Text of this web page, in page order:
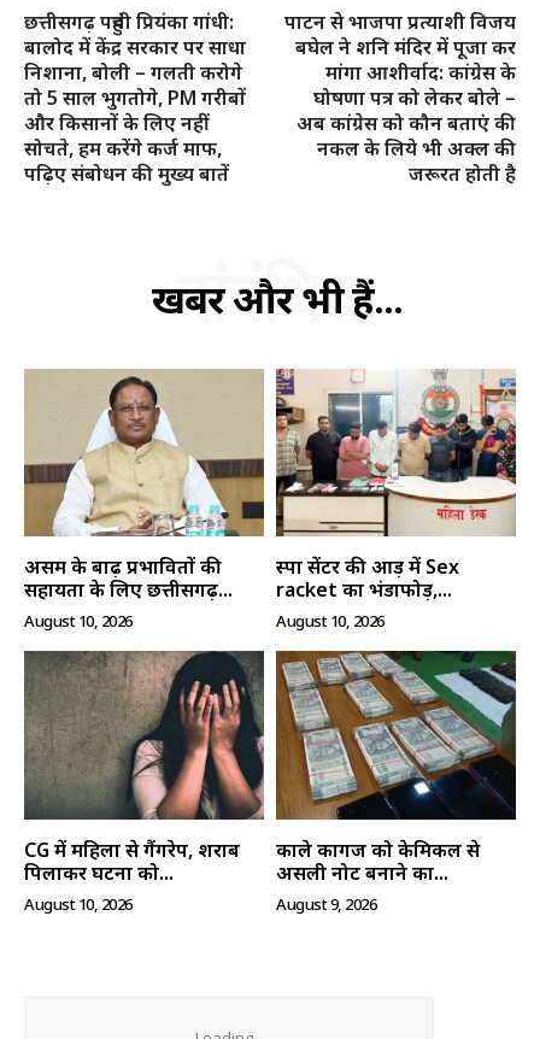
छत्तीसगढ़ पहुंची प्रियंका गांधी:
बालोद में केंद्र सरकार पर साधा
निशाना, बोली – गलती करोगे
तो 5 साल भुगतोगे, PM गरीबों
और किसानों के लिए नहीं
सोचते, हम करेंगे कर्ज माफ,
पढ़िए संबोधन की मुख्य बातें
पाटन से भाजपा प्रत्याशी विजय
बघेल ने शनि मंदिर में पूजा कर
मांगा आशीर्वाद: कांग्रेस के
घोषणा पत्र को लेकर बोले –
अब कांग्रेस को कौन बताएं की
नकल के लिये भी अक्ल की
जरूरत होती है
खबरें और भी हैं...
संबंधित
असम के बाढ़ प्रभावितों की
सहायता के लिए छत्तीसगढ़...
August 10, 2026
स्पा सेंटर की आड़ में Sex
racket का भंडाफोड़,...
August 10, 2026
CG में महिला से गैंगरेप, शराब
पिलाकर घटना को...
August 10, 2026
काले कागज को केमिकल से
असली नोट बनाने का...
August 9, 2026